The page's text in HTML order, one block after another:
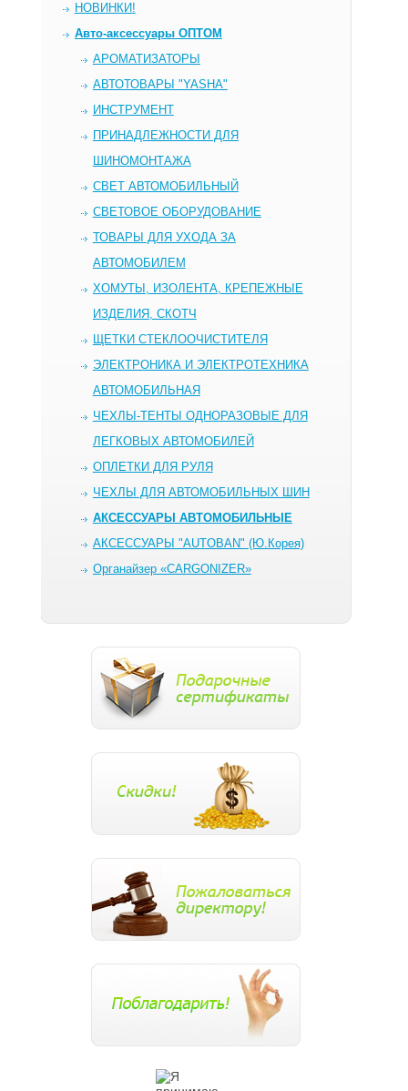
НОВИНКИ!
Авто-аксессуары ОПТОМ
AРОМАТИЗАТОРЫ
АВТОТОВАРЫ "YASHA"
ИНСТРУМЕНТ
ПРИНАДЛЕЖНОСТИ ДЛЯ
ШИНОМОНТАЖА
СВЕТ АВТОМОБИЛЬНЫЙ
СВЕТОВОЕ ОБОРУДОВАНИЕ
ТОВАРЫ ДЛЯ УХОДА ЗА
АВТОМОБИЛЕМ
ХОМУТЫ, ИЗОЛЕНТА, КРЕПЕЖНЫЕ
ИЗДЕЛИЯ, СКОТЧ
ЩЕТКИ СТЕКЛООЧИСТИТЕЛЯ
ЭЛЕКТРОНИКА И ЭЛЕКТРОТЕХНИКА
АВТОМОБИЛЬНАЯ
ЧЕХЛЫ-ТЕНТЫ ОДНОРАЗОВЫЕ ДЛЯ
ЛЕГКОВЫХ АВТОМОБИЛЕЙ
ОПЛЕТКИ ДЛЯ РУЛЯ
ЧЕХЛЫ ДЛЯ АВТОМОБИЛЬНЫХ ШИН
AКСЕССУАРЫ АВТОМОБИЛЬНЫЕ
АКСЕССУАРЫ "AUTOBAN" (Ю.Корея)
Органайзер «CARGONIZER»